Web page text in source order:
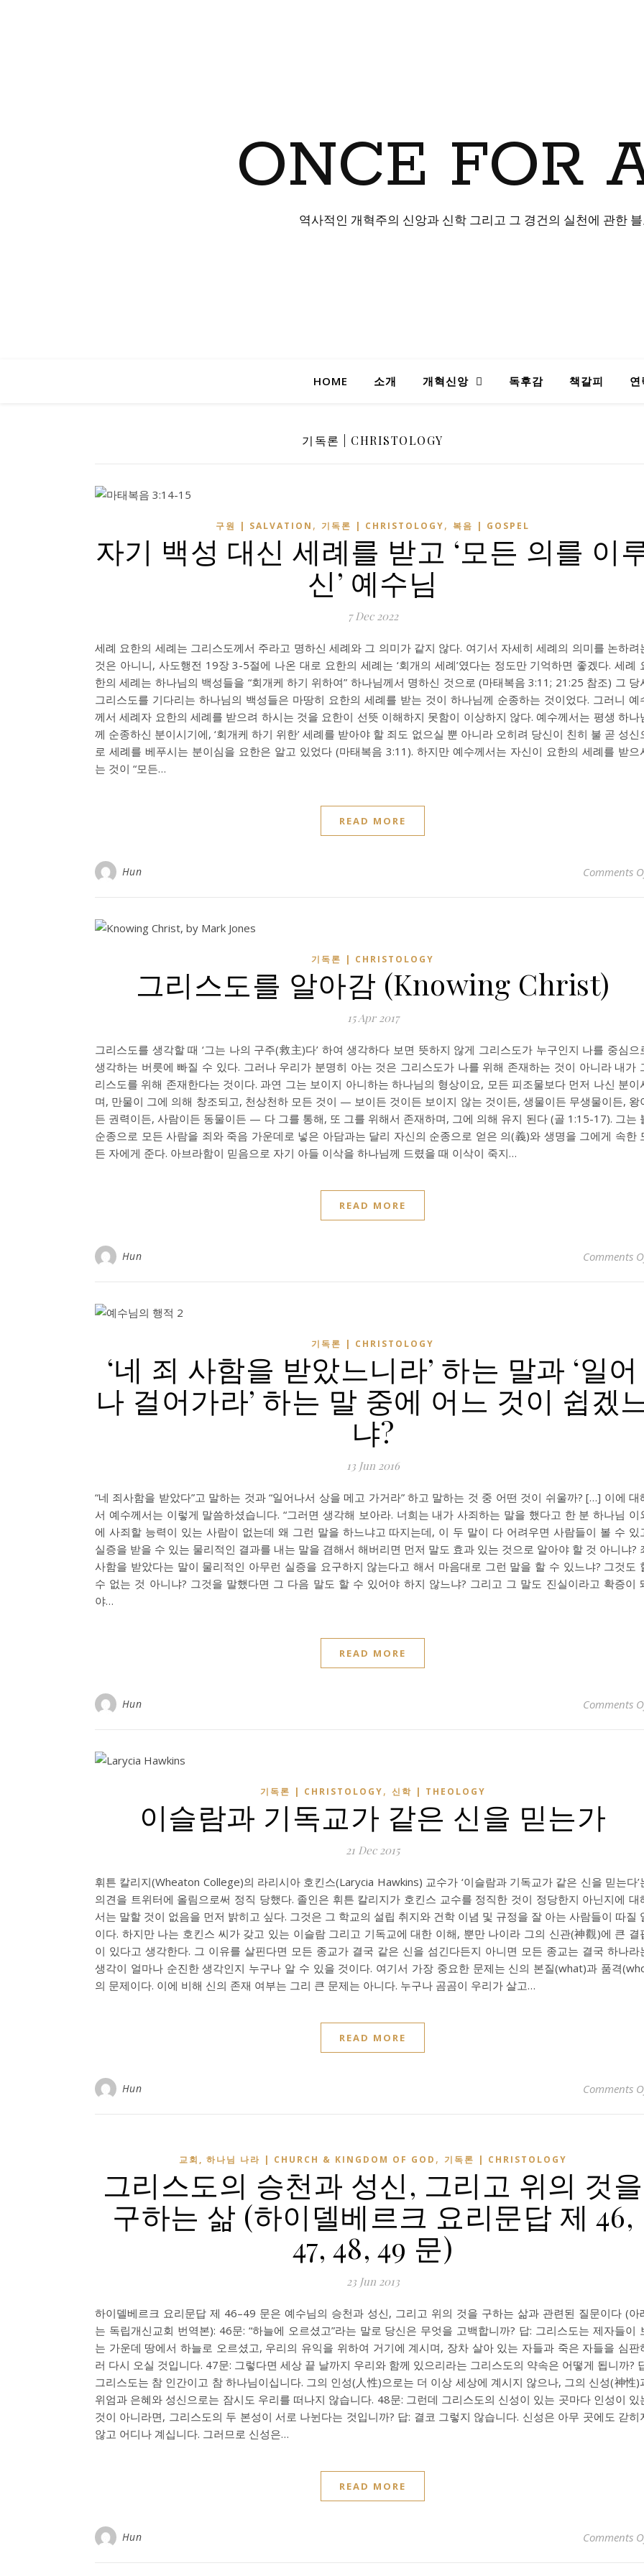
ONCE FOR
역사적인 개혁주의 신앙과 신학 그리고 그 경건의 실천에 관한
HOME 소개 개혁신앙 독후감 책갈피 연
기독론 | CHRISTOLOGY
구원 | SALVATION , 기독론 | CHRISTOLOGY, 복음 | GOSPEL
자기 백성 대신 세례를 받고 ‘모든 의를 이
신’ 예수님
7 Dec 2022
세례 요한의 세례는 그리스도께서 주라고 명하신 세례와 그 의미가 같지 않다. 여기서 자세히 세례의 의미를 논하려
것은 아니니, 사도행전 19장 3-5절에 나온 대로 요한의 세례는 ‘회개의 세례’였다는 정도만 기억하면 좋겠다. 세례
한의 세례는 하나님의 백성들을 “회개케 하기 위하여” 하나님께서 명하신 것으로 (마태복음 3:11; 21:25 참조) 그 당
그리스도를 기다리는 하나님의 백성들은 마땅히 요한의 세례를 받는 것이 하나님께 순종하는 것이었다. 그러니 예
께서 세례자 요한의 세례를 받으려 하시는 것을 요한이 선뜻 이해하지 못함이 이상하지 않다. 예수께서는 평생 하나
께 순종하신 분이시기에, ‘회개케 하기 위한’ 세례를 받아야 할 죄도 없으실 뿐 아니라 오히려 당신이 친히 불 곧 성신
로 세례를 베푸시는 분이심을 요한은 알고 있었다 (마태복음 3:11). 하지만 예수께서는 자신이 요한의 세례를 받으
는 것이 “모든…
READ MORE
Hun Comments
기독론 | CHRISTOLOGY
그리스도를 알아감 (Knowing Christ)
15 Apr 2017
그리스도를 생각할 때 ‘그는 나의 구주(救主)다’ 하여 생각하다 보면 뜻하지 않게 그리스도가 누구인지 나를 중심으
생각하는 버릇에 빠질 수 있다. 그러나 우리가 분명히 아는 것은 그리스도가 나를 위해 존재하는 것이 아니라 내가
리스도를 위해 존재한다는 것이다. 과연 그는 보이지 아니하는 하나님의 형상이요, 모든 피조물보다 먼저 나신 분이
며, 만물이 그에 의해 창조되고, 천상천하 모든 것이 — 보이든 것이든 보이지 않는 것이든, 생물이든 무생물이든, 왕
든 권력이든, 사람이든 동물이든 — 다 그를 통해, 또 그를 위해서 존재하며, 그에 의해 유지 된다 (골 1:15-17). 그는
순종으로 모든 사람을 죄와 죽음 가운데로 넣은 아담과는 달리 자신의 순종으로 얻은 의(義)와 생명을 그에게 속한
든 자에게 준다. 아브라함이 믿음으로 자기 아들 이삭을 하나님께 드렸을 때 이삭이 죽지…
READ MORE
Hun Comments
기독론 | CHRISTOLOGY
‘네 죄 사함을 받았느니라’ 하는 말과 ‘일어
나 걸어가라’ 하는 말 중에 어느 것이 쉽겠
냐?
13 Jun 2016
“네 죄사함을 받았다”고 말하는 것과 “일어나서 상을 메고 가거라” 하고 말하는 것 중 어떤 것이 쉬울까? […] 이에 대
서 예수께서는 이렇게 말씀하셨습니다. “그러면 생각해 보아라. 너희는 내가 사죄하는 말을 했다고 한 분 하나님 이
에 사죄할 능력이 있는 사람이 없는데 왜 그런 말을 하느냐고 따지는데, 이 두 말이 다 어려우면 사람들이 볼 수 있
실증을 받을 수 있는 물리적인 결과를 내는 말을 겸해서 해버리면 먼저 말도 효과 있는 것으로 알아야 할 것 아니냐?
사함을 받았다는 말이 물리적인 아무런 실증을 요구하지 않는다고 해서 마음대로 그런 말을 할 수 있느냐? 그것도
수 없는 것 아니냐? 그것을 말했다면 그 다음 말도 할 수 있어야 하지 않느냐? 그리고 그 말도 진실이라고 확증이
야…
READ MORE
Hun Comments
기독론 | CHRISTOLOGY, 신학 | THEOLOGY
이슬람과 기독교가 같은 신을 믿는가
21 Dec 2015
휘튼 칼리지(Wheaton College)의 라리시아 호킨스(Larycia Hawkins) 교수가 ‘이슬람과 기독교가 같은 신을 믿는다’
의견을 트위터에 올림으로써 정직 당했다. 졸인은 휘튼 칼리지가 호킨스 교수를 정직한 것이 정당한지 아닌지에 대
서는 말할 것이 없음을 먼저 밝히고 싶다. 그것은 그 학교의 설립 취지와 건학 이념 및 규정을 잘 아는 사람들이 따질
이다. 하지만 나는 호킨스 씨가 갖고 있는 이슬람 그리고 기독교에 대한 이해, 뿐만 나이라 그의 신관(神觀)에 큰 결
이 있다고 생각한다. 그 이유를 살핀다면 모든 종교가 결국 같은 신을 섬긴다든지 아니면 모든 종교는 결국 하나라
생각이 얼마나 순진한 생각인지 누구나 알 수 있을 것이다. 여기서 가장 중요한 문제는 신의 본질(what)과 품격
의 문제이다. 이에 비해 신의 존재 여부는 그리 큰 문제는 아니다. 누구나 곰곰이 우리가 살고…
READ MORE
Hun Comments
교회, 하나님 나라 | CHURCH & KINGDOM OF GOD , 기독론 | CHRISTOLOGY
그리스도의 승천과 성신, 그리고 위의 것을
구하는 삶 (하이델베르크 요리문답 제 46,
47, 48, 49 문)
23 Jun 2013
하이델베르크 요리문답 제 46–49 문은 예수님의 승천과 성신, 그리고 위의 것을 구하는 삶과 관련된 질문이다 (아
는 독립개신교회 번역본): 46문: “하늘에 오르셨고”라는 말로 당신은 무엇을 고백합니까? 답: 그리스도는 제자들이
는 가운데 땅에서 하늘로 오르셨고, 우리의 유익을 위하여 거기에 계시며, 장차 살아 있는 자들과 죽은 자들을 심판
러 다시 오실 것입니다. 47문: 그렇다면 세상 끝 날까지 우리와 함께 있으리라는 그리스도의 약속은 어떻게 됩니까?
그리스도는 참 인간이고 참 하나님이십니다. 그의 인성(人性)으로는 더 이상 세상에 계시지 않으나, 그의 신성(神性)
위엄과 은혜와 성신으로는 잠시도 우리를 떠나지 않습니다. 48문: 그런데 그리스도의 신성이 있는 곳마다 인성이 있
것이 아니라면, 그리스도의 두 본성이 서로 나뉜다는 것입니까? 답: 결코 그렇지 않습니다. 신성은 아무 곳에도 갇히
않고 어디나 계십니다. 그러므로 신성은…
READ MORE
Hun Comments